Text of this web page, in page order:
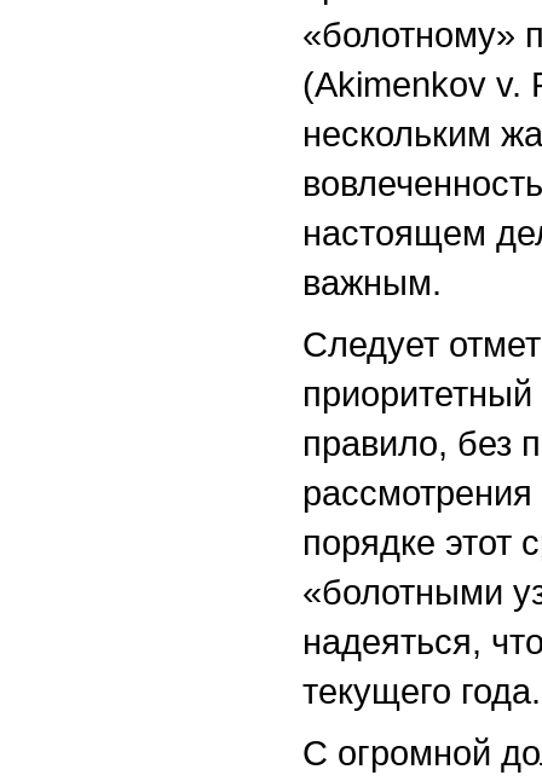
«болотному»
(Akimenkov v.
нескольким
настоящем
важным.
Следует
правило, без
порядке этот
«болотными
надеяться,
текущего года.
С огромной